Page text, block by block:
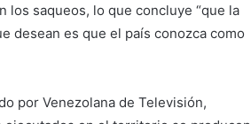
los saqueos, lo que concluye “que la
desean es que el país conozca como
por Venezolana de Televisión,